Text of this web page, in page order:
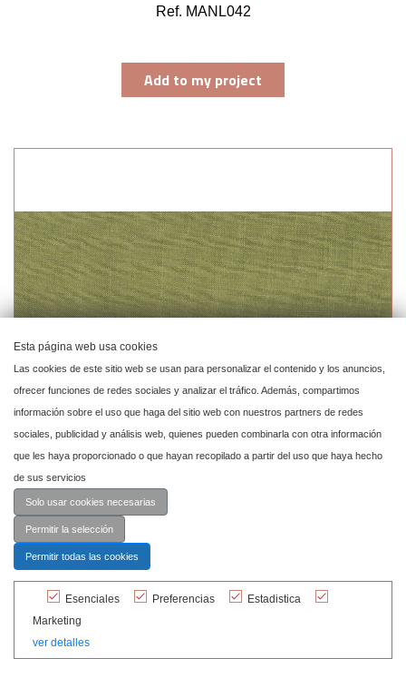
Ref. MANL042
Add to my project
Mantel Lino Verde
Ref. MANL041
Esta página web usa cookies
Las cookies de este sitio web se usan para personalizar el contenido y los anuncios,
ofrecer funciones de redes sociales y analizar el tráfico. Además, compartimos
información sobre el uso que haga del sitio web con nuestros partners de redes
sociales, publicidad y análisis web, quienes pueden combinarla con otra información
que les haya proporcionado o que hayan recopilado a partir del uso que haya hecho
de sus servicios
Solo usar cookies necesarias
Permitir la selección
Permitir todas las cookies
Esenciales Preferencias
Estadistica
Marketing
ver detalles